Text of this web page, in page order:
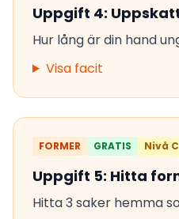
Uppgift 4:
Hur lång är din hand
Visa facit
FORMER GRATIS Nivå C
Uppgift 5: Hitta
Hitta 3 saker hemma